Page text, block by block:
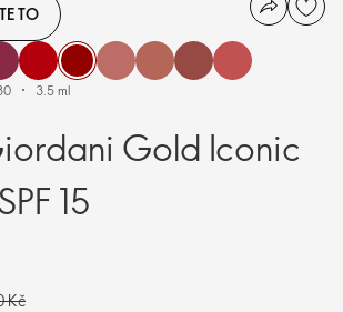
Gold Iconic
15
TO
3.5 ml
Kč